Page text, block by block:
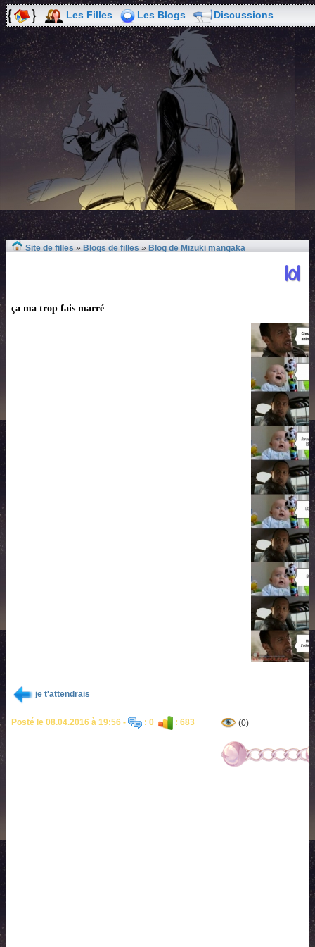
Les Filles Les Blogs Discussions
Site de filles » Blogs de filles » Blog de Mizuki mangaka
lol
ça ma trop fais marré
je t'attendrais
Posté le 08.04.2016 à 19:56 - : 0 : 683 (0)